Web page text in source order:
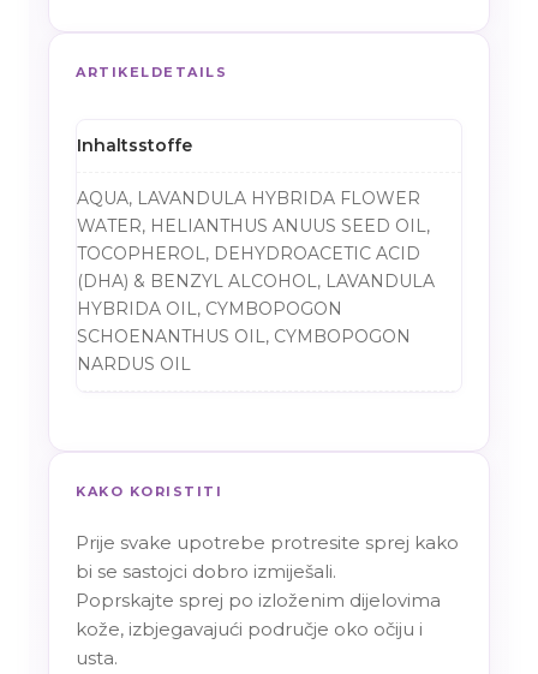
ARTIKELDETAILS
Inhaltsstoffe
AQUA, LAVANDULA HYBRIDA FLOWER
WATER, HELIANTHUS ANUUS SEED OIL,
TOCOPHEROL, DEHYDROACETIC ACID
(DHA) & BENZYL ALCOHOL, LAVANDULA
HYBRIDA OIL, CYMBOPOGON
SCHOENANTHUS OIL, CYMBOPOGON
NARDUS OIL
KAKO KORISTITI
Prije svake upotrebe protresite sprej kako
bi se sastojci dobro izmiješali.
Poprskajte sprej po izloženim dijelovima
kože, izbjegavajući područje oko očiju i
usta.